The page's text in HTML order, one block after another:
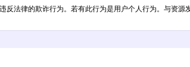
法律的欺诈行为。若有此行为是用户个人行为。与资源